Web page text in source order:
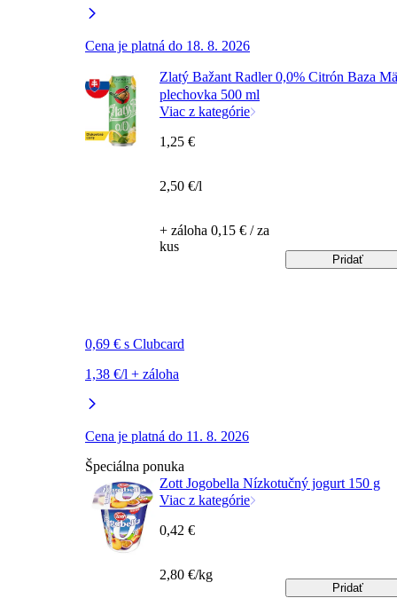
Cena je platná do 18. 8. 2026
Zlatý Bažant Radler 0,0% Citrón Baza
plechovka 500 ml
Viac z kategórie
0,69 € s Clubcard
1,38 €/l + záloha
Cena je platná do 11. 8. 2026
1,25 €
2,50 €/l
+ záloha 0,15 € / za
kus
Pridať
Špeciálna ponuka
Zott Jogobella Nízkotučný jogurt 150 g
Viac z kategórie
0,42 €
2,80 €/kg
Pridať